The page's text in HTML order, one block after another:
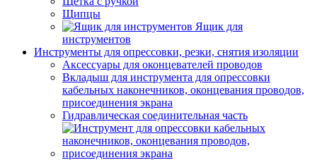
Щипцы
Ящик для
инструментов
Инструменты для опрессовки, резки, снятия изоляции
Аксессуары для оконцевателей проводов
Вкладыш для инструмента для опрессовки
кабельных наконечников, оконцевания проводов,
присоединения экрана
Гидравлическая соединительная часть